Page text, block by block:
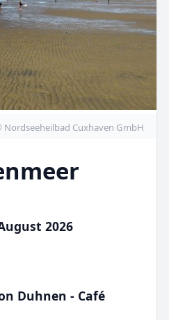
Nordseeheilbad Cuxhaven GmbH
2026
Duhnen - Café